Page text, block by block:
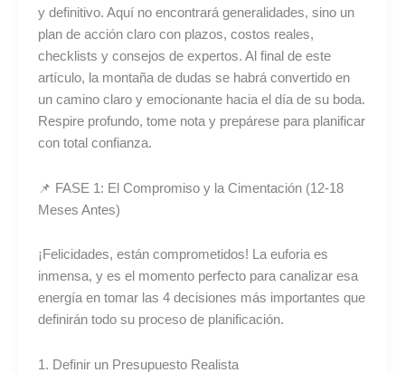
y definitivo. Aquí no encontrará generalidades, sino un
plan de acción claro con plazos, costos reales,
checklists y consejos de expertos. Al final de este
artículo, la montaña de dudas se habrá convertido en
un camino claro y emocionante hacia el día de su boda.
Respire profundo, tome nota y prepárese para planificar
con total confianza.
📌 FASE 1: El Compromiso y la Cimentación (12-18
Meses Antes)
¡Felicidades, están comprometidos! La euforia es
inmensa, y es el momento perfecto para canalizar esa
energía en tomar las 4 decisiones más importantes que
definirán todo su proceso de planificación.
1. Definir un Presupuesto Realista